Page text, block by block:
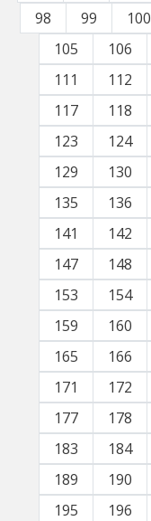
98
99 100
105
106
111
112
117
118
123
124
129
130
135
136
141
142
147
148
153
154
159
160
165
166
171
172
177
178
183
184
189
190
195
196